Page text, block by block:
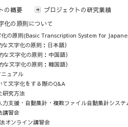
の概要
プロジェクトの研究業績
化の原則について
化の原則(Basic Transcription System for
な文字化の原則：日本語）
な文字化の原則：中国語）
な文字化の原則：韓国語）
ュアル
て文字化をする際のQ&A
研究方法
力支援・自動集計・複数ファイル自動集計システ
講習会
オンライン講習会